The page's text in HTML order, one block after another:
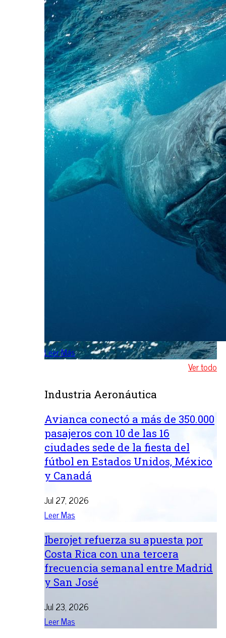
Leer Más
Ver todo
Industria Aeronáutica
Avianca conectó a más de 350.000
pasajeros con 10 de las 16
ciudades sede de la fiesta del
fútbol en Estados Unidos, México
y Canadá
Jul 27, 2026
Leer Mas
Iberojet refuerza su apuesta por
Costa Rica con una tercera
frecuencia semanal entre Madrid
y San José
Jul 23, 2026
Leer Mas